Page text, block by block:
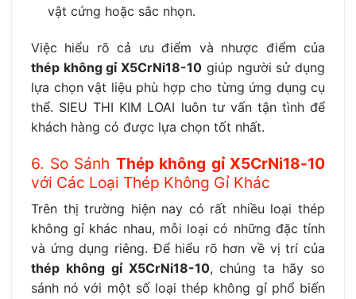
vật cứng hoặc sắc nhọn.
Việc hiểu rõ cả ưu điểm và nhược điểm của
thép không gỉ X5CrNi18-10 giúp người sử dụng
lựa chọn vật liệu phù hợp cho từng ứng dụng cụ
thể. SIEU THI KIM LOAI luôn tư vấn tận tình để
khách hàng có được lựa chọn tốt nhất.
6. So Sánh Thép không gỉ X5CrNi18-10
với Các Loại Thép Không Gỉ Khác
Trên thị trường hiện nay có rất nhiều loại thép
không gỉ khác nhau, mỗi loại có những đặc tính
và ứng dụng riêng. Để hiểu rõ hơn về vị trí của
thép không gỉ X5CrNi18-10, chúng ta hãy so
sánh nó với một số loại thép không gỉ phổ biến